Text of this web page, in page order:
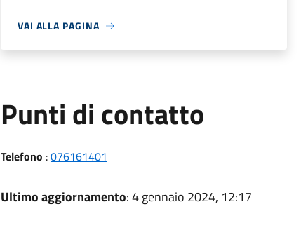
VAI ALLA PAGINA
Punti di contatto
Telefono :076161401
Ultimo aggiornamento: 4 gennaio 2024, 12:17